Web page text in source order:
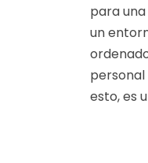
para
un
esto, es